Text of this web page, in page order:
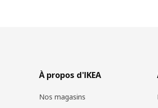
À propos d'IKEA
Nos magasins